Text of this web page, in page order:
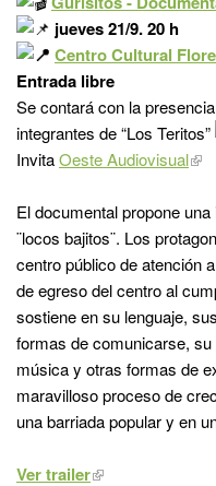
jueves 21/9. 20 h
Centro Cultural
Entrada libre
Se contará con la
integrantes de “Los Teritos”
InvitaOeste Audiovisual
El documental propone
¨locos bajitos¨. Los
centro público de atención
de egreso del centro al
sostiene en su lenguaje,
formas de comunicarse,
música y otras formas de
maravilloso proceso de
una barriada popular y en
Ver trailer